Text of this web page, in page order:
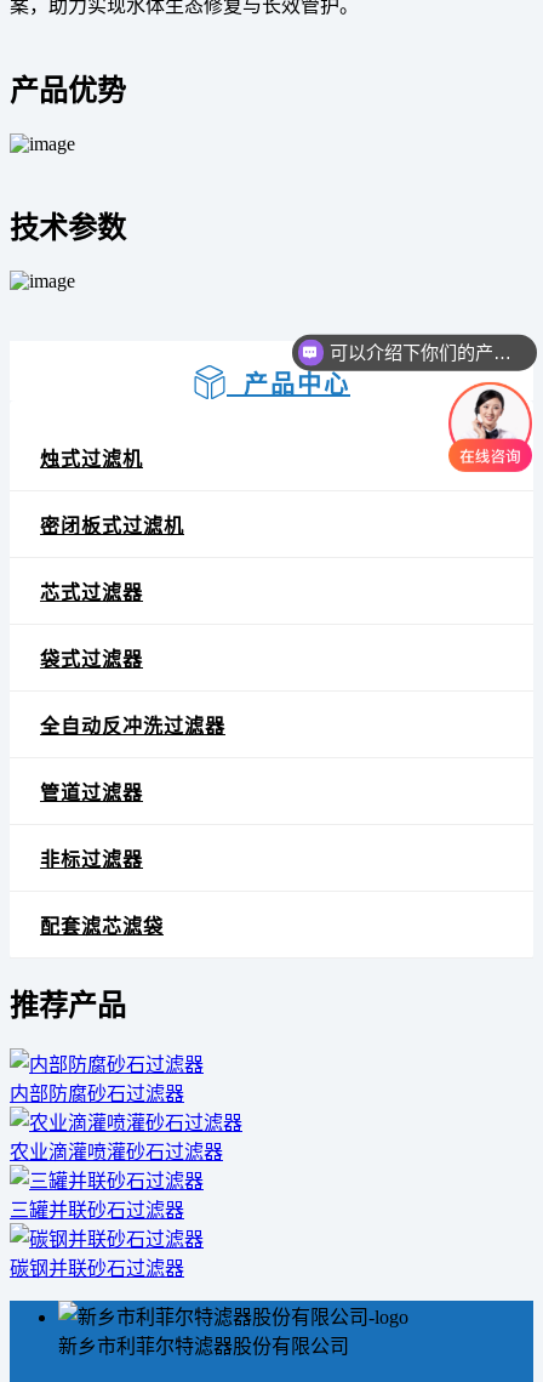
案，助力实现水体生态修复与长效管护。
产品优势
技术参数
产品中心
烛式过滤机
密闭板式过滤机
芯式过滤器
袋式过滤器
全自动反冲洗过滤器
管道过滤器
非标过滤器
配套滤芯滤袋
推荐产品
内部防腐砂石过滤器
农业滴灌喷灌砂石过滤器
三罐并联砂石过滤器
碳钢并联砂石过滤器
新乡市利菲尔特滤器股份有限公司
可以介绍下你们的产品么